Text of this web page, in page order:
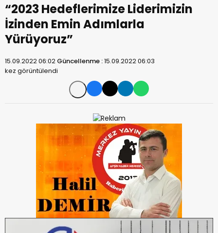
“2023 Hedeflerimize Liderimizin
İzinden Emin Adımlarla
Yürüyoruz”
15.09.2022 06:02 Güncellenme :15.09.2022 06:03
kez görüntülendi